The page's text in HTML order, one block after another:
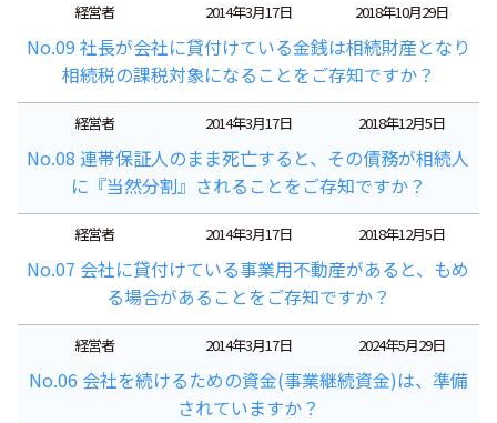
経営者 2014年3月17日 2018年10月29日
No.09 社長が会社に貸付けている金銭は相続財産となり
相続税の課税対象になることをご存知ですか？
経営者 2014年3月17日 2018年12月5日
No.08 連帯保証人のまま死亡すると、その債務が相続人
に『当然分割』されることをご存知ですか？
経営者 2014年3月17日 2018年12月5日
No.07 会社に貸付けている事業用不動産があると、もめ
る場合があることをご存知ですか？
経営者 2014年3月17日 2024年5月29日
No.06 会社を続けるための資金(事業継続資金)は、準備
されていますか？